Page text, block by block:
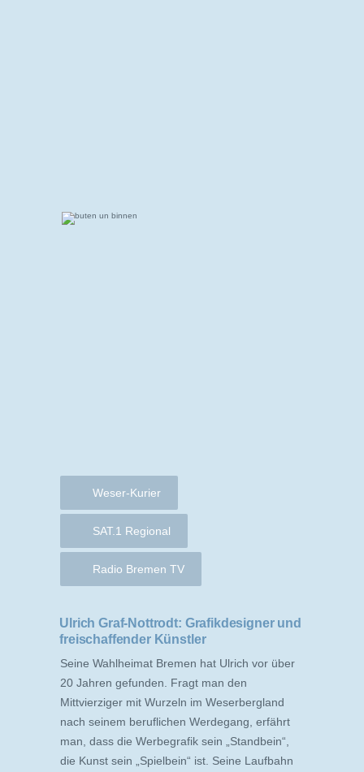
Weser-Kurier
SAT.1 Regional
Radio Bremen TV
Ulrich Graf-Nottrodt: Grafikdesigner und
freischaffender Künstler
Seine Wahlheimat Bremen hat Ulrich vor über
20 Jahren gefunden. Fragt man den
Mittvierziger mit Wurzeln im Weserbergland
nach seinem beruflichen Werdegang, erfährt
man, dass die Werbegrafik sein „Standbein“,
die Kunst sein „Spielbein“ ist. Seine Laufbahn